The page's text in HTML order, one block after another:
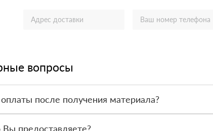
вопросы
после получения материала?
предоставляете?